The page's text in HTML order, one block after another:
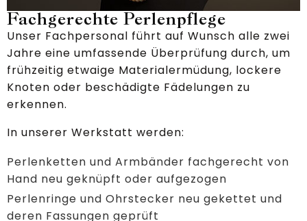
Fachgerechte Perlenpflege
Unser Fachpersonal führt auf Wunsch alle zwei
Jahre eine umfassende Überprüfung durch, um
frühzeitig etwaige Materialermüdung, lockere
Knoten oder beschädigte Fädelungen zu
erkennen.
In unserer Werkstatt werden:
Perlenketten und Armbänder fachgerecht von
Hand neu geknüpft oder aufgezogen
Perlenringe und Ohrstecker neu gekettet und
deren Fassungen geprüft